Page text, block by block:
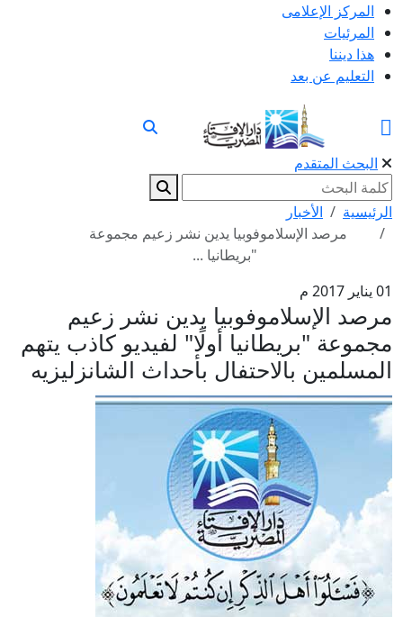
المركز الإعلامى
المرئيات
هذا ديننا
التعليم عن بعد
البحث المتقدم
الرئيسية
الأخبار
مرصد الإسلاموفوبيا يدين نشر زعيم مجموعة
"بريطانيا ...
01 يناير 2017 م
مرصد الإسلاموفوبيا يدين نشر زعيم
مجموعة "بريطانيا أولًا" لفيديو كاذب يتهم
المسلمين بالاحتفال بأحداث الشانزليزيه